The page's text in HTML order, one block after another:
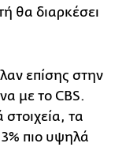
θα διαρκέσει
επίσης στην
με το CBS.
τα
πιο υψηλά